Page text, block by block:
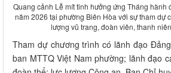
Quang cảnh Lễ mít tinh hưởng ứng Tháng hành
năm 2026 tại phường Biên Hòa với sự tham dự
lượng vũ trang, đoàn viên, thanh
Tham dự chương trình có lãnh đạo
ban MTTQ Việt Nam phường; lãnh đạo